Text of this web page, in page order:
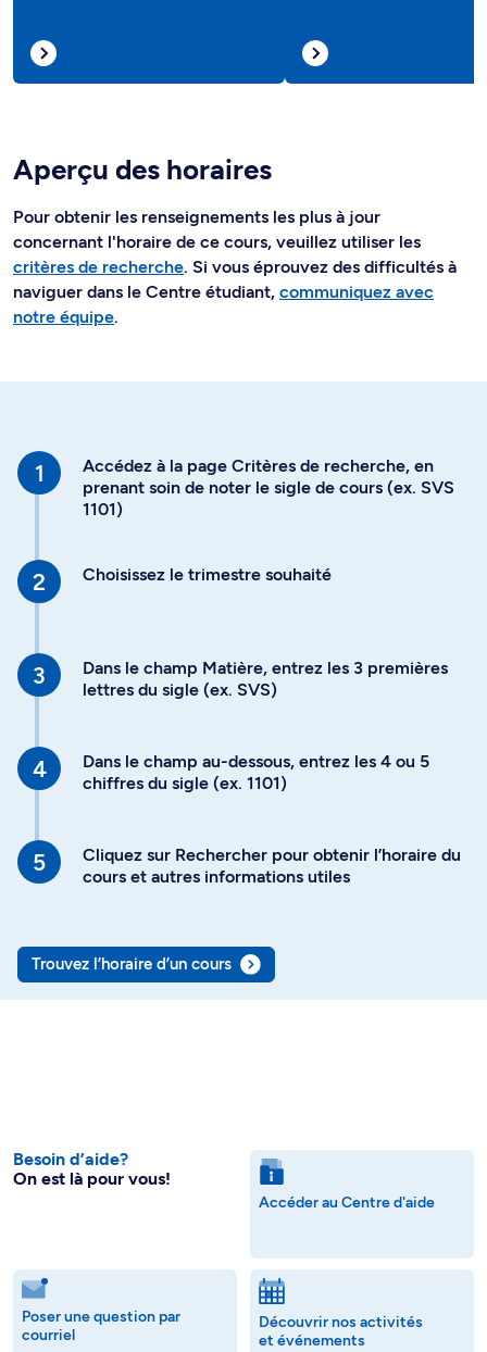
Aperçu des horaires
Pour obtenir les renseignements les plus à jour
concernant l'horaire de ce cours, veuillez utiliser les
critères de recherche. Si vous éprouvez des difficultés à
naviguer dans le Centre étudiant, communiquez avec
notre équipe.
Accédez à la page Critères de recherche, en
prenant soin de noter le sigle de cours (ex. SVS
1101)
Choisissez le trimestre souhaité
Dans le champ Matière, entrez les 3 premières
lettres du sigle (ex. SVS)
Dans le champ au-dessous, entrez les 4 ou 5
chiffres du sigle (ex. 1101)
Cliquez sur Rechercher pour obtenir l’horaire du
cours et autres informations utiles
Trouvez l’horaire d’un cours
Besoin d’aide?
On est là pour vous!
Accéder au Centre d'aide
Poser une question par
courriel
Découvrir nos activités
et événements